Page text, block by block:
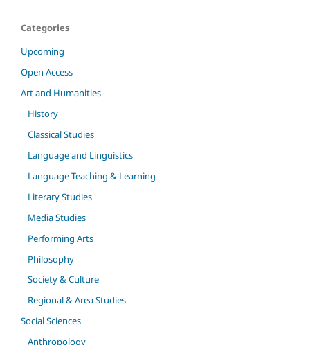
Categories
Upcoming
Open Access
Art and Humanities
History
Classical Studies
Language and Linguistics
Language Teaching & Learning
Literary Studies
Media Studies
Performing Arts
Philosophy
Society & Culture
Regional & Area Studies
Social Sciences
Anthropology